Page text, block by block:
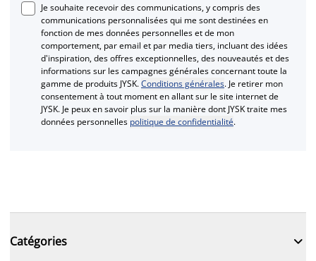
Je souhaite recevoir des communications, y compris des
communications personnalisées qui me sont destinées en
fonction de mes données personnelles et de mon
comportement, par email et par media tiers, incluant des idées
d'inspiration, des offres exceptionnelles, des nouveautés et des
informations sur les campagnes générales concernant toute la
gamme de produits JYSK.Conditions générales. Je retirer mon
consentement à tout moment en allant sur le site internet de
JYSK. Je peux en savoir plus sur la manière dont JYSK traite mes
données personnelles politique de confidentialité.
Catégories 